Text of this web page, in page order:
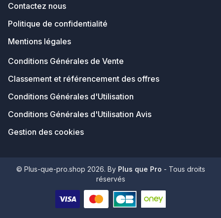
Contactez nous
Politique de confidentialité
Mentions légales
Conditions Générales de Vente
Classement et référencement des offres
Conditions Générales d'Utilisation
Conditions Générales d'Utilisation Avis
Gestion des cookies
© Plus-que-pro.shop 2026. By Plus que Pro - Tous droits
réservés